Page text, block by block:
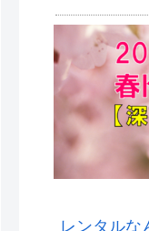
レンタルな